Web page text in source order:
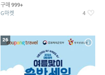
구매 999+
G마켓 4
26